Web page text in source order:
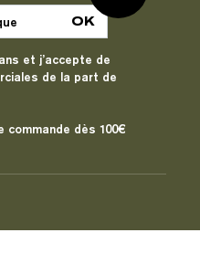
et j’accepte de
de la part de
dès 100€